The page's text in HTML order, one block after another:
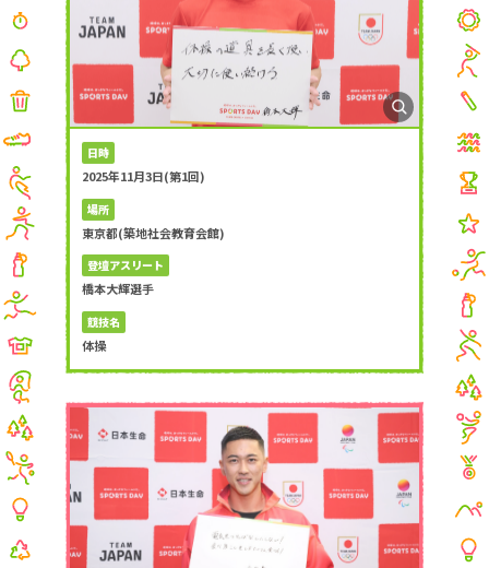
日時
2025年11月3日(第1回)
場所
東京都(築地社会教育会館)
登壇アスリート
橋本大輝選手
競技名
体操